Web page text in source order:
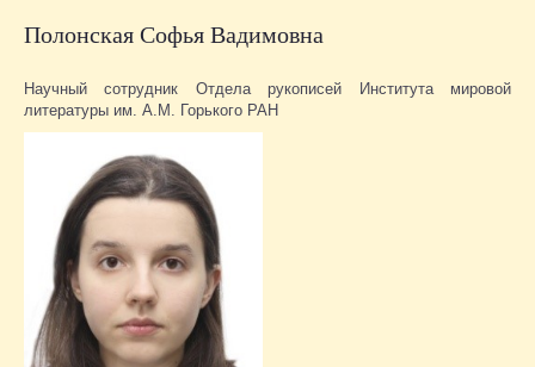
Полонская Софья Вадимовна
Научный сотрудник Отдела рукописей Института мировой
литературы им. А.М. Горького РАН